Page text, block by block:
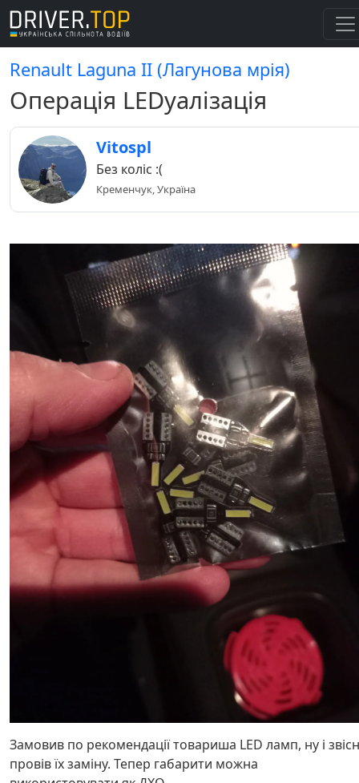
Renault Laguna II (Лагунова мрія)
Операція LEDуалізація
Vitospl
Без коліс :(
Кременчук, Україна
Замовив по рекомендації товариша LED ламп, ну і
провів їх заміну. Тепер габарити можна